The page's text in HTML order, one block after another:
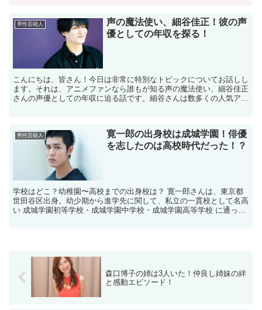
男性芸能人
声の魔法使い、細谷佳正！彼の声
優としての年収を探る！
こんにちは、皆さん！今日は非常に特別なトピックについてお話しし
ます。それは、アニメファンなら誰もが知る声の魔法使い、細谷佳正
さんの声優としての年収に迫る話です。細谷さんは数多くの人気アニ
男性芸能人
寛一郎の出身校は成城学園！俳優
を志したのは高校時代だった！？
学校はどこ？幼稚園〜高校までの出身校は？ 寛一郎さんは、東京都
世田谷区出身。幼少期から進学先に関して、私立の一貫校として名高
い 成城学園初等学校・成城学園中学校・成城学園高等学校 に通って
森口博子の姉は3人いた！仲良し姉妹の絆
と感動エピソード！